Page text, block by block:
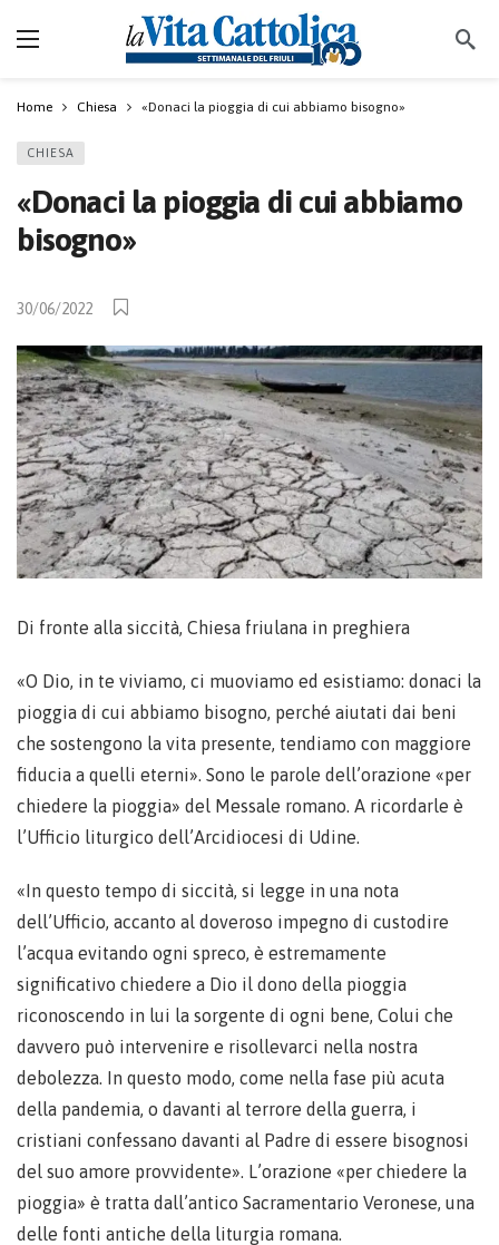
Home Chiesa «Donaci la pioggia di cui abbiamo bisogno»
CHIESA
«Donaci la pioggia di cui abbiamo
bisogno»
30/06/2022
Di fronte alla siccità, Chiesa friulana in preghiera
«O Dio, in te viviamo, ci muoviamo ed esistiamo: donaci la
pioggia di cui abbiamo bisogno, perché aiutati dai beni
che sostengono la vita presente, tendiamo con maggiore
fiducia a quelli eterni». Sono le parole dell’orazione «per
chiedere la pioggia» del Messale romano. A ricordarle è
l’Ufficio liturgico dell’Arcidiocesi di Udine.
«In questo tempo di siccità, si legge in una nota
dell’Ufficio, accanto al doveroso impegno di custodire
l’acqua evitando ogni spreco, è estremamente
significativo chiedere a Dio il dono della pioggia
riconoscendo in lui la sorgente di ogni bene, Colui che
davvero può intervenire e risollevarci nella nostra
debolezza. In questo modo, come nella fase più acuta
della pandemia, o davanti al terrore della guerra, i
cristiani confessano davanti al Padre di essere bisognosi
del suo amore provvidente». L’orazione «per chiedere la
pioggia» è tratta dall’antico Sacramentario Veronese, una
delle fonti antiche della liturgia romana.